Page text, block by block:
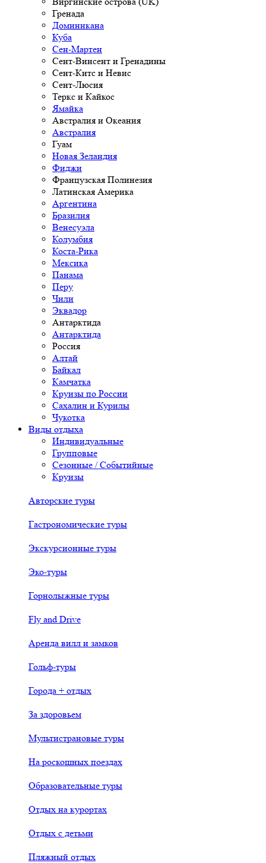
Гренада
Доминикана
Куба
Сен-Мартен
Сент-Винсент и Гренадины
Сент-Китс и Невис
Сент-Люсия
Теркс и Кайкос
Ямайка
Австралия и Океания
Австралия
Гуам
Новая Зеландия
Фиджи
Французская Полинезия
Латинская Америка
Аргентина
Бразилия
Венесуэла
Колумбия
Коста-Рика
Мексика
Панама
Перу
Чили
Эквадор
Антарктида
Антарктида
Россия
Алтай
Байкал
Камчатка
Круизы по России
Сахалин и Курилы
Чукотка
Виды отдыха
Индивидуальные
Групповые
Сезонные / Событийные
Круизы
Авторские туры
Гастрономические туры
Экскурсионные туры
Эко-туры
Горнолыжные туры
Fly and Drive
Аренда вилл и замков
Гольф-туры
Города + отдых
За здоровьем
Мультистрановые туры
На роскошных поездах
Образовательные туры
Отдых на курортах
Отдых с детьми
Пляжный отдых